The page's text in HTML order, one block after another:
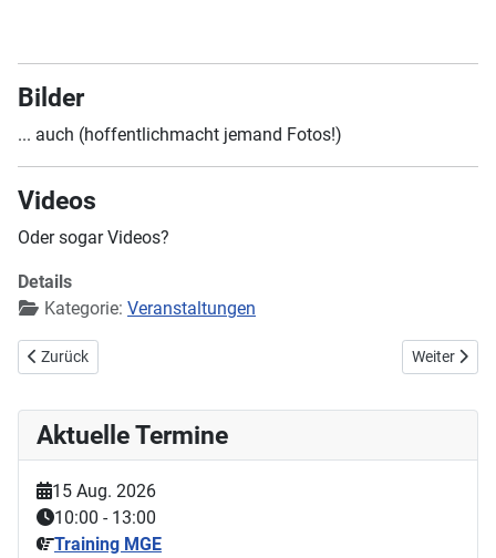
Bilder
... auch (hoffentlichmacht jemand Fotos!)
Videos
Oder sogar Videos?
Details
Kategorie: Veranstaltungen
Vorheriger Beitrag: Hanse Classics und Nord-Cup des MSC
Zurück Nächster
Weiter
Aktuelle Termine
15 Aug. 2026
10:00 - 13:00
Training MGE